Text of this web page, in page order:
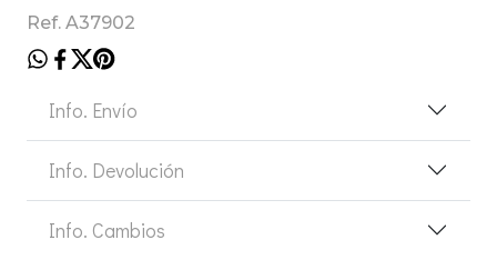
Ref. A37902
Info. Envío
Info. Devolución
Info. Cambios